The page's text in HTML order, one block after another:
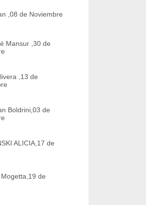
,08 de Noviembre
Mansur ,30 de
,13 de
Boldrini,03 de
ALICIA,17 de
de